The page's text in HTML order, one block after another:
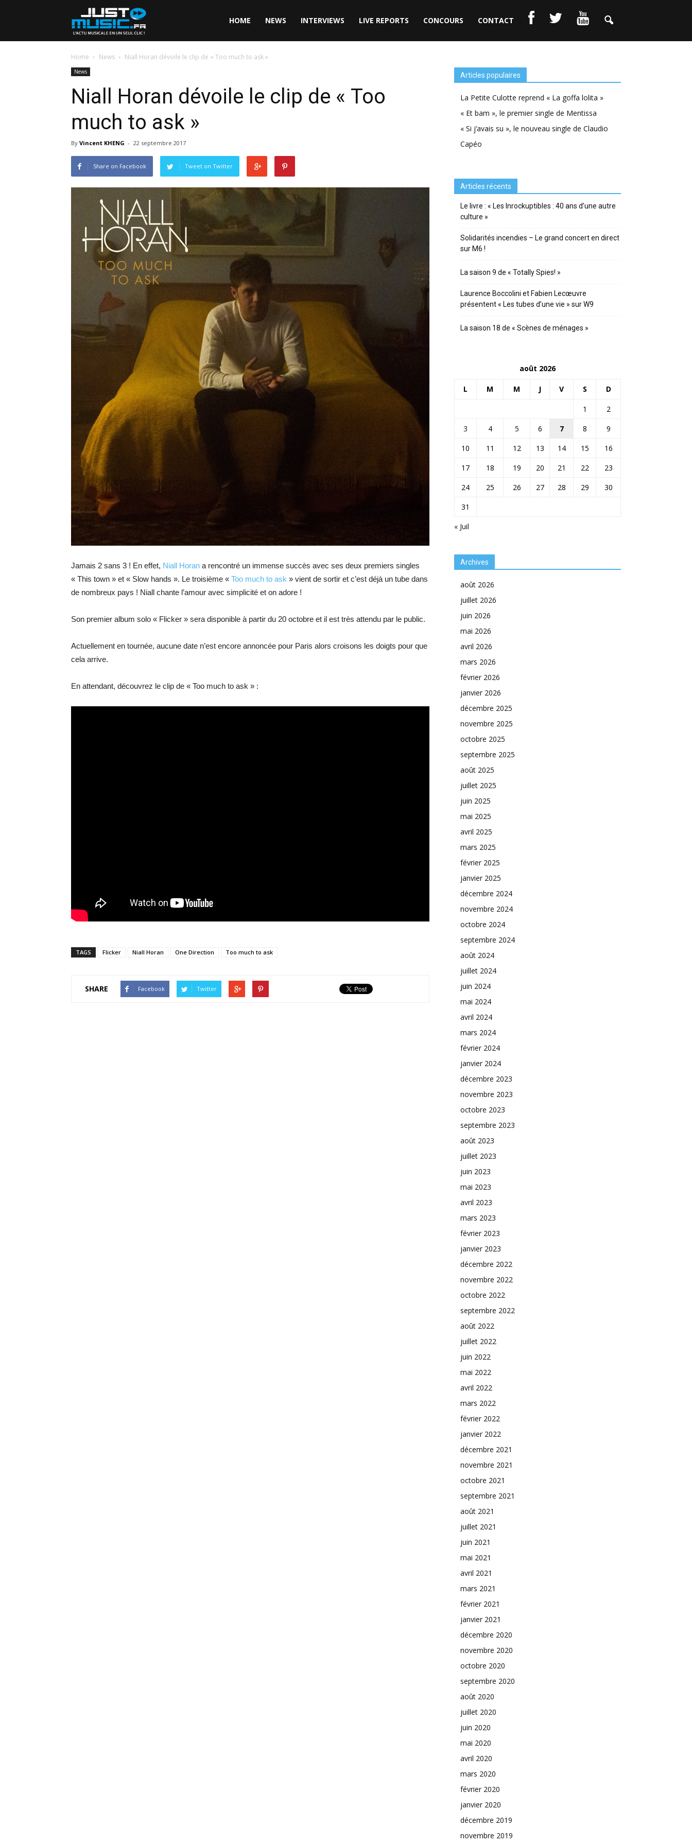
HOME NEWS INTERVIEWS LIVE REPORTS CONCOURS CONTACT
Home News Niall Horan dévoile le clip de « Too much to ask »
News
Niall Horan dévoile le clip de « Too
much to ask »
By Vincent KHENG - 22 septembre 2017
Share on Facebook Tweet on Twitter
Jamais 2 sans 3 ! En effet, Niall Horan a rencontré un immense succès avec ses deux premiers singles
« This town » et « Slow hands ». Le troisième « Too much to ask » vient de sortir et c’est déjà un tube dans
de nombreux pays ! Niall chante l’amour avec simplicité et on adore !
Son premier album solo « Flicker » sera disponible à partir du 20 octobre et il est très attendu par le public.
Actuellement en tournée, aucune date n’est encore annoncée pour Paris alors croisons les doigts pour que
cela arrive.
En attendant, découvrez le clip de « Too much to ask » :
TAGS Flicker Niall Horan One Direction Too much to ask
SHARE Facebook Twitter
Articles populaires
La Petite Culotte reprend « La goffa lolita »
« Et bam », le premier single de Mentissa
« Si j’avais su », le nouveau single de Claudio
Capéo
Articles récents
Le livre : « Les Inrockuptibles : 40 ans d’une autre
culture »
Solidarités incendies – Le grand concert en direct
sur M6 !
La saison 9 de « Totally Spies! »
Laurence Boccolini et Fabien Lecœuvre
présentent « Les tubes d’une vie » sur W9
La saison 18 de « Scènes de ménages »
août 2026
L M M J V S D
« Juil
1
2
3
4 5 6 7 8
9
10
11 12 13 14 15
16
17
18 19 20 21 22
23
24
25 26 27 28 29
30
31
Archives
août 2026
juillet 2026
juin 2026
mai 2026
avril 2026
mars 2026
février 2026
janvier 2026
décembre 2025
novembre 2025
octobre 2025
septembre 2025
août 2025
juillet 2025
juin 2025
mai 2025
avril 2025
mars 2025
février 2025
janvier 2025
décembre 2024
novembre 2024
octobre 2024
septembre 2024
août 2024
juillet 2024
juin 2024
mai 2024
avril 2024
mars 2024
février 2024
janvier 2024
décembre 2023
novembre 2023
octobre 2023
septembre 2023
août 2023
juillet 2023
juin 2023
mai 2023
avril 2023
mars 2023
février 2023
janvier 2023
décembre 2022
novembre 2022
octobre 2022
septembre 2022
août 2022
juillet 2022
juin 2022
mai 2022
avril 2022
mars 2022
février 2022
janvier 2022
décembre 2021
novembre 2021
octobre 2021
septembre 2021
août 2021
juillet 2021
juin 2021
mai 2021
avril 2021
mars 2021
février 2021
janvier 2021
décembre 2020
novembre 2020
octobre 2020
septembre 2020
août 2020
juillet 2020
juin 2020
mai 2020
avril 2020
mars 2020
février 2020
janvier 2020
décembre 2019
novembre 2019